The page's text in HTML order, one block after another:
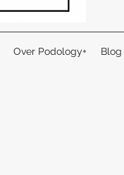
Over Podology+ Blog